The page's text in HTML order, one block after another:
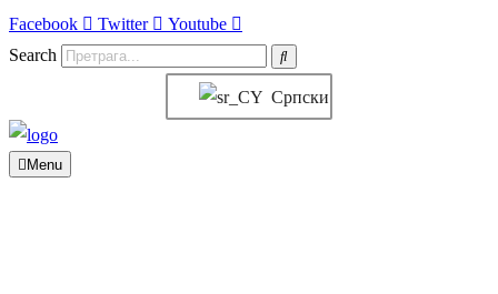
Facebook Twitter
Youtube
Search
Српски
Menu